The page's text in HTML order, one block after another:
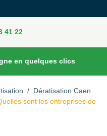
41 22
en quelques clics
/ Dératisation Caen
sont les entreprises de